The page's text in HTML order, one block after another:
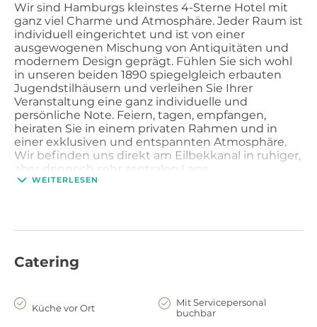
Wir sind Hamburgs kleinstes 4-Sterne Hotel mit
ganz viel Charme und Atmosphäre. Jeder Raum ist
individuell eingerichtet und ist von einer
ausgewogenen Mischung von Antiquitäten und
modernem Design geprägt. Fühlen Sie sich wohl
in unseren beiden 1890 spiegelgleich erbauten
Jugendstilhäusern und verleihen Sie Ihrer
Veranstaltung eine ganz individuelle und
persönliche Note. Feiern, tagen, empfangen,
heiraten Sie in einem privaten Rahmen und in
einer exklusiven und entspannten Atmosphäre.
Wir befinden uns direkt am Eilbekkanal in ruhiger,
aber dennoch sehr zentralen Lage.
WEITERLESEN
Catering
Küche vor Ort
Mit Servicepersonal
buchbar